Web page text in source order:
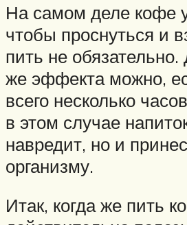
На самом деле кофе
чтобы проснуться и
пить не обязательно.
же эффекта можно,
всего несколько
в этом случае
навредит, но и
организму.
Итак, когда же пить